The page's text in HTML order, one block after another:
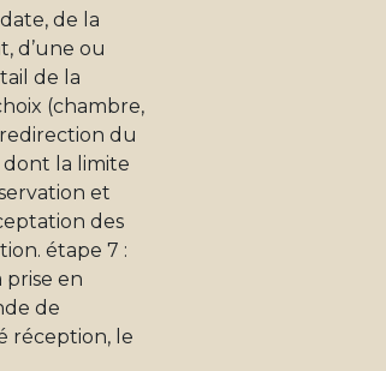
de la
d’une ou
de la
(chambre,
du
dont la limite
et
des
étape 7 :
prise en
de
réception, le